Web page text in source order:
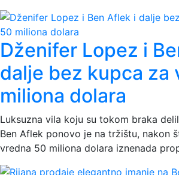
Dženifer Lopez i
dalje bez kupca za
miliona dolara
Luksuzna vila koju su tokom braka
Ben Aflek ponovo je na tržištu, nakon
vredna 50 miliona dolara iznenada